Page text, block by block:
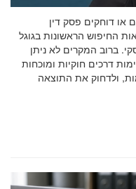
איך מוחקים או דוחקים פסק דין
החיפוש הראשונות בגוגל
ברוב המקרים לא ניתן
דרכים חוקיות ומוכחות
ולדחוק את התוצאה